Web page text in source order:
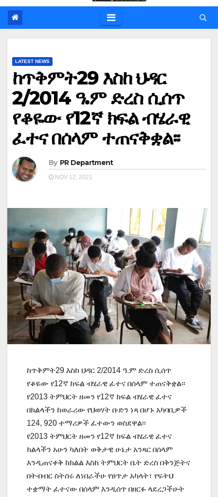
LATEST NEWS
ከጥቅምት29 እስከ ህዳር
2/2014 ዓ.ም ድረስ ሲሰጥ
የቆዬው የ12ኛ ክፍል ብሄራዊ
ፈተና በሰላም ተጠናቅቋል፡፡
By PR Department
NOV 12, 2021
ከጥቅምት29 እስከ ህዳር 2/2014 ዓ.ም ድረስ ሲሰጥ
የቆዬው የ12ኛ ክፍል ብሄራዊ ፈተና በሰላም ተጠናቅቋል፡፡
የ2013 ትምህርት ዘመን የ12ኛ ክፍል ብሄራዊ ፈተና
በክልላችን ከወራሪው የህወሃት ቡድን ነጻ በሆኑ አካባቢዎች
124, 920 ተማሪዎች ፈተውን ወስደዋል፡፡
የ2013 ትምህርት ዘመን የ12ኛ ክፍል ብሄራዊ ፈተና
ክልላችን አሁን ካለበት ወቅታዊ ሁኔታ አንጻር በሰላም
እንዲጠናቀቅ ከክልል እስከ ትምህርት ቤት ድረስ በቅንጅትና
በትብብር ስትሰሩ ለነበራችሁ የፀጥታ አካላት፣ የፍትህ
ተቋማት ፈተናው በሰላም እንዲሰጥ በዘርፉ ላደረጋችሁት